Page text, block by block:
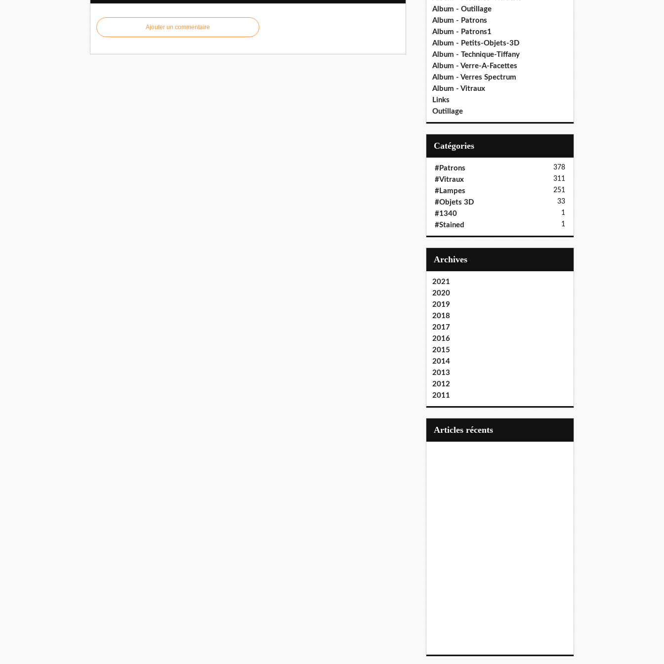
Ajouter un commentaire
Album - Outillage
Album - Patrons
Album - Patrons1
Album - Petits-Objets-3D
Album - Technique-Tiffany
Album - Verre-A-Facettes
Album - Verres Spectrum
Album - Vitraux
Links
Outillage
Catégories
#Patrons 378
#Vitraux 311
#Lampes 251
#Objets 3D 33
#1340 1
#Stained 1
Archives
2021
2020
2019
2018
2017
2016
2015
2014
2013
2012
2011
articles récents